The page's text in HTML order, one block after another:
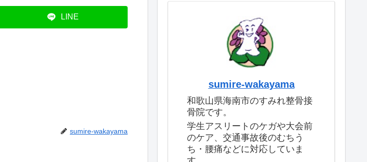
LINE
sumire-wakayama
sumire-wakayama
和歌山県海南市のすみれ整骨接
骨院です。
学生アスリートのケガや大会前
のケア、交通事故後のむちう
ち・腰痛などに対応していま